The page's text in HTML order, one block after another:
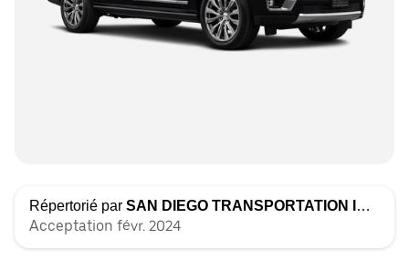
Répertorié par SAN DIEGO TRANSPORTATION INC.
Acceptation févr. 2024